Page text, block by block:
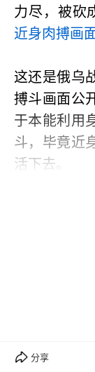
力尽，被砍
近身肉搏画
这还是俄乌
搏斗画面公
于本能利用
斗，毕竟近
活下去。
与乌军战
中，耳朵
曾有一名雅
俄乌两名素
分享